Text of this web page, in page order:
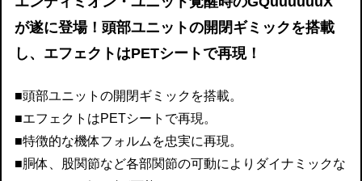
が遂に登場！頭部ユニットの開閉ギミックを搭載
し、エフェクトはPETシートで再現！
■頭部ユニットの開閉ギミックを搭載。
■エフェクトはPETシートで再現。
■特徴的な機体フォルムを忠実に再現。
■胴体、股関節など各部関節の可動によりダイナミックな